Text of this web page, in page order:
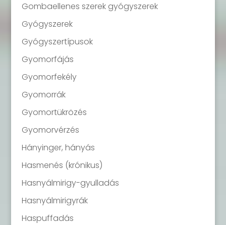
Gombaellenes szerek gyógyszerek
Gyógyszerek
Gyógyszertípusok
Gyomorfájás
Gyomorfekély
Gyomorrák
Gyomortükrözés
Gyomorvérzés
Hányinger, hányás
Hasmenés (krónikus)
Hasnyálmirigy-gyulladás
Hasnyálmirigyrák
Haspuffadás